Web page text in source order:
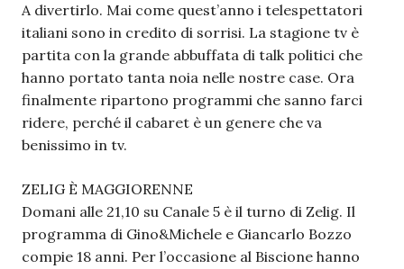
A divertirlo. Mai come quest’anno i telespettatori
italiani sono in credito di sorrisi. La stagione tv è
partita con la grande abbuffata di talk politici che
hanno portato tanta noia nelle nostre case. Ora
finalmente ripartono programmi che sanno farci
ridere, perché il cabaret è un genere che va
benissimo in tv.
ZELIG È MAGGIORENNE
Domani alle 21,10 su Canale 5 è il turno di Zelig. Il
programma di Gino&Michele e Giancarlo Bozzo
compie 18 anni. Per l’occasione al Biscione hanno